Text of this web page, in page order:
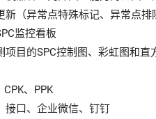
新（异常点特殊标记、异常点排
监控看板
项目的SPC控制图、彩虹图和直
、PPK
接口、企业微信、钉钉